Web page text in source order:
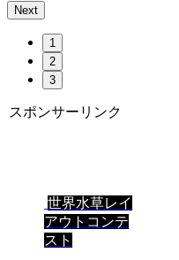
Next
1
2
3
スポンサーリンク
世界水草レイ
アウトコンテ
スト